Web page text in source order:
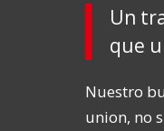
Un
que
Nuestro
union, no